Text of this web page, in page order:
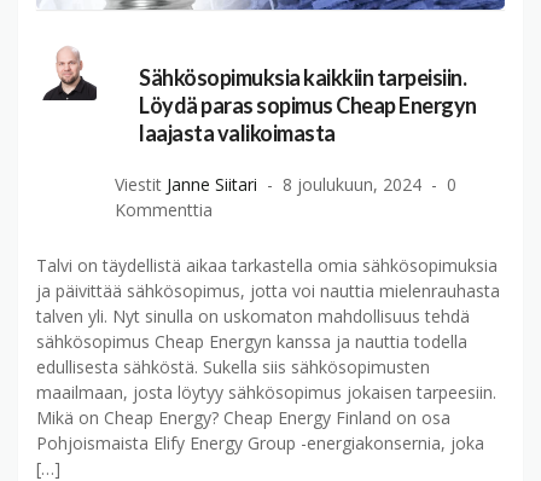
Sähkösopimuksia kaikkiin tarpeisiin.
Löydä paras sopimus Cheap Energyn
laajasta valikoimasta
Viestit Janne Siitari 8 joulukuun, 2024
0
Kommenttia
Talvi on täydellistä aikaa tarkastella omia sähkösopimuksia
ja päivittää sähkösopimus, jotta voi nauttia mielenrauhasta
talven yli. Nyt sinulla on uskomaton mahdollisuus tehdä
sähkösopimus Cheap Energyn kanssa ja nauttia todella
edullisesta sähköstä. Sukella siis sähkösopimusten
maailmaan, josta löytyy sähkösopimus jokaisen tarpeesiin.
Mikä on Cheap Energy? Cheap Energy Finland on osa
Pohjoismaista Elify Energy Group -energiakonsernia, joka
[…]